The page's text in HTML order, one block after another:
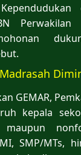
GEMAR,
kepala
SMP/MTs,